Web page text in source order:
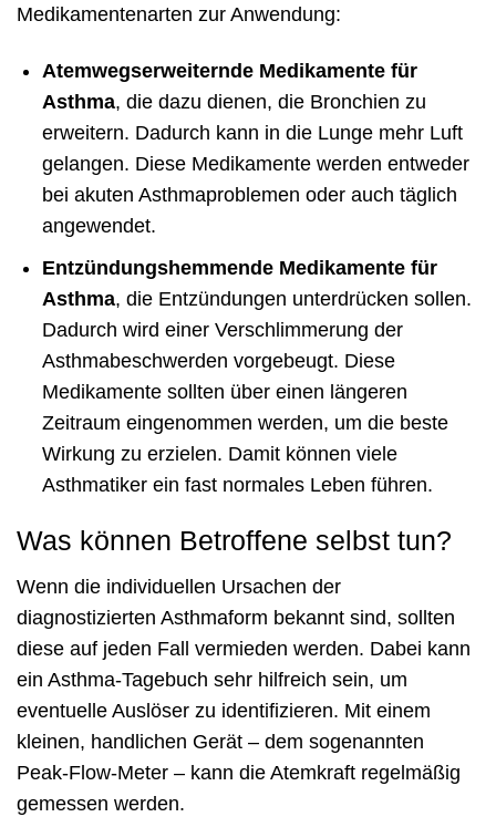
Medikamentenarten zur Anwendung:
Atemwegserweiternde Medikamente für
Asthma, die dazu dienen, die Bronchien zu
erweitern. Dadurch kann in die Lunge mehr Luft
gelangen. Diese Medikamente werden entweder
bei akuten Asthmaproblemen oder auch täglich
angewendet.
Entzündungshemmende Medikamente für
Asthma, die Entzündungen unterdrücken sollen.
Dadurch wird einer Verschlimmerung der
Asthmabeschwerden vorgebeugt. Diese
Medikamente sollten über einen längeren
Zeitraum eingenommen werden, um die beste
Wirkung zu erzielen. Damit können viele
Asthmatiker ein fast normales Leben führen.
Was können Betroffene selbst tun?
Wenn die individuellen Ursachen der
diagnostizierten Asthmaform bekannt sind, sollten
diese auf jeden Fall vermieden werden. Dabei kann
ein Asthma-Tagebuch sehr hilfreich sein, um
eventuelle Auslöser zu identifizieren. Mit einem
kleinen, handlichen Gerät – dem sogenannten
Peak-Flow-Meter – kann die Atemkraft regelmäßig
gemessen werden.